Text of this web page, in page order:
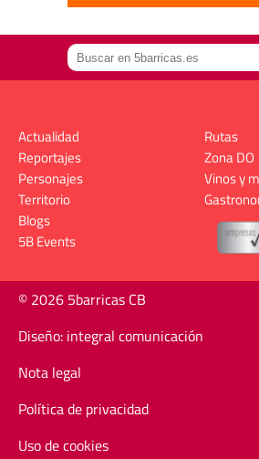
Actualidad
Reportajes
Personajes
Territorio
Rutas
Zona DO
Vinos y
Blogs
5B Events
© 2026 5barricas CB
Diseño: integral comunicación
Nota legal
Política de privacidad
Uso de cookies